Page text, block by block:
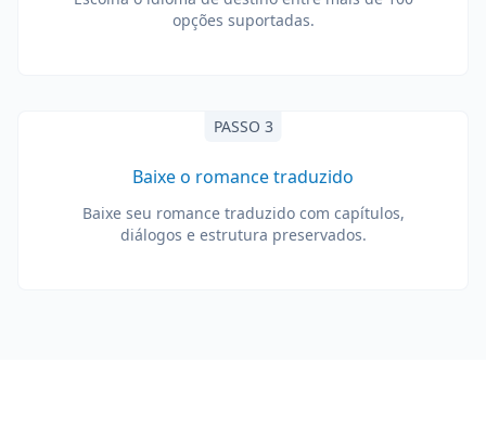
opções suportadas.
PASSO 3
Baixe o romance traduzido
Baixe seu romance traduzido com capítulos,
diálogos e estrutura preservados.